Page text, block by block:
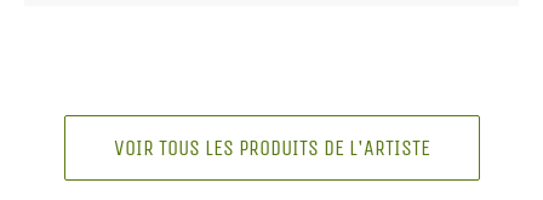
VOIR TOUS LES PRODUITS DE L'ARTISTE